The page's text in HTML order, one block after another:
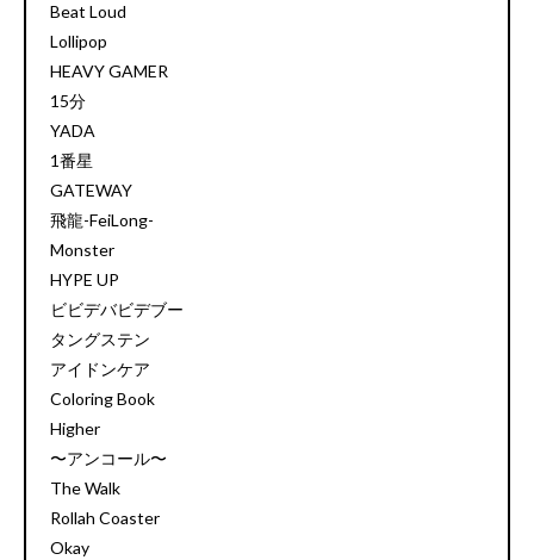
Beat Loud
Lollipop
HEAVY GAMER
15分
YADA
1番星
GATEWAY
飛龍-FeiLong-
Monster
HYPE UP
ビビデバビデブー
タングステン
アイドンケア
Coloring Book
Higher
〜アンコール〜
The Walk
Rollah Coaster
Okay